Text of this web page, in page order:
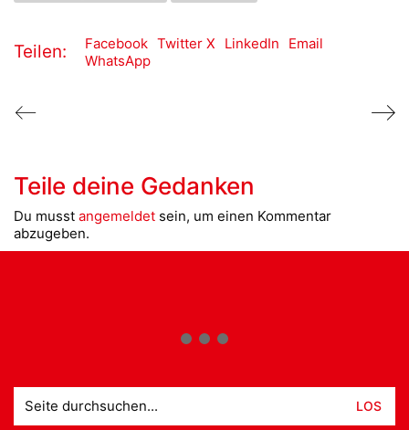
Teilen: Facebook Twitter X LinkedIn
Email
WhatsApp
Teile deine Gedanken
Du musst angemeldet sein, um einen Kommentar
abzugeben.
nach: